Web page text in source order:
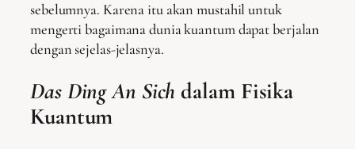
sebelumnya. Karena itu akan mustahil untuk
mengerti bagaimana dunia kuantum dapat berjalan
dengan sejelas-jelasnya.
Das Ding An Sich dalam Fisika
Kuantum